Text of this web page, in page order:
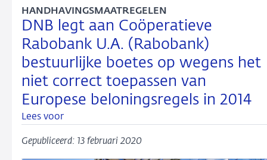
DNB legt aan Coöperatieve
Rabobank U.A. (Rabobank)
bestuurlijke boetes op wegens het
niet correct toepassen van
Europese beloningsregels in 2014
HANDHAVINGSMAATREGELEN
Lees voor
Gepubliceerd: 13 februari 2020